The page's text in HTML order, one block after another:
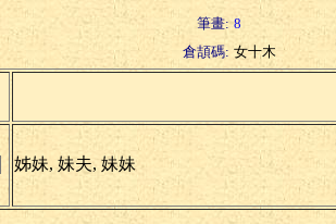
筆畫: 8
倉頡碼: 女十木
姊妹, 妹夫, 妹妹